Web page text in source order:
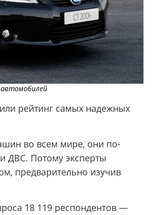
рейтинг самых надежных
во всем мире, они по-
ДВС. Потому эксперты
предварительно изучив
18 119 респондентов —